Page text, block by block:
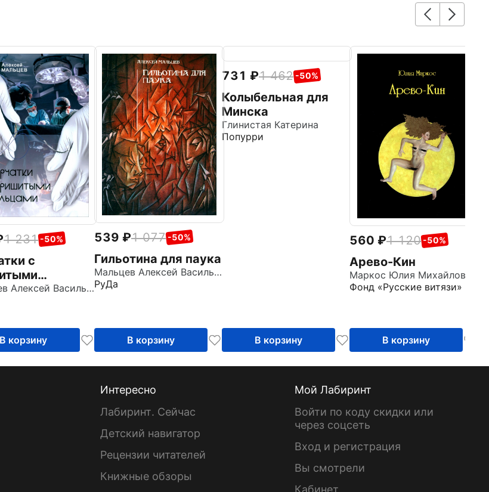
1 231 -50%
с
Мальцев Алексей Васильевич
В корзину
539 1 077 -50%
Гильотина для паука
Мальцев Алексей Васильевич
РуДа
В корзину
731 1 462 -50%
Колыбельная для
Минска
Глинистая Катерина
Попурри
В корзину
560 1 120 -50%
Арево-Кин
Маркос Юлия Михайловна
Фонд «Русские витязи»
В корзину
Интересно
Лабиринт. Сейчас
Детский навигатор
Рецензии читателей
Книжные обзоры
Мой Лабиринт
Войти по коду скидки или
через соцсеть
Вход и регистрация
Вы смотрели
Кабинет